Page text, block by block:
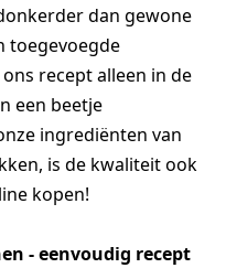
dan gewone
toegevoegde
recept alleen in de
een beetje
ingrediënten van
is de kwaliteit ook
kopen!
- eenvoudig recept